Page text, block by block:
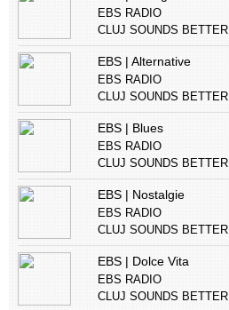
EBS RADIO
CLUJ SOUNDS BETTER
EBS | Alternative
EBS RADIO
CLUJ SOUNDS BETTER
EBS | Blues
EBS RADIO
CLUJ SOUNDS BETTER
EBS | Nostalgie
EBS RADIO
CLUJ SOUNDS BETTER
EBS | Dolce Vita
EBS RADIO
CLUJ SOUNDS BETTER